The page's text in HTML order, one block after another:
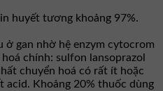
huyết tương khoảng 97%.
ở gan nhờ hệ enzym cytocrom
chính: sulfon lansoprazol
chuyển hoá có rất ít hoặc
acid. Khoảng 20% thuốc dùng